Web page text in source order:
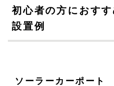
初心者の方におす
設置例
ソーラーカーポート